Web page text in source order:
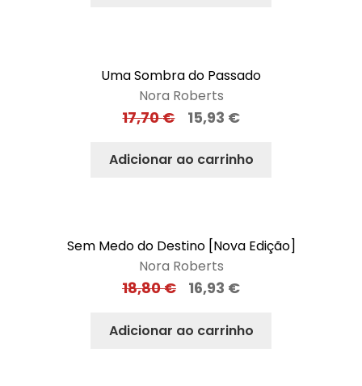
Uma Sombra do Passado
Nora Roberts
17,70€ 15,93 €
Adicionar ao carrinho
Sem Medo do Destino [Nova Edição]
Nora Roberts
18,80€ 16,93 €
Adicionar ao carrinho